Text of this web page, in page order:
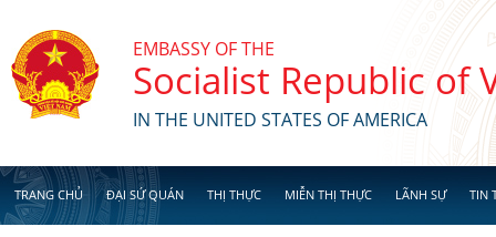
EMBASSY OF THE
Socialist Republic of
IN THE UNITED STATES OF AMERICA
TRANG CHỦ ĐẠI SỨ QUÁN THỊ THỰC MIỄN THỊ THỰC LÃNH SỰ TIN